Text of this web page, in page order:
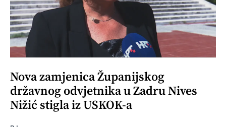
Nova zamjenica Županijskog
državnog odvjetnika u Zadru Nives
Nižić stigla iz USKOK-a